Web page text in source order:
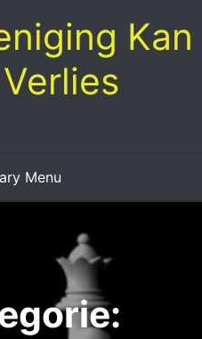
Kan
Menu